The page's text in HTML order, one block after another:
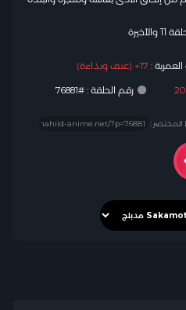
العمرية : 17+ (عنف وبذاءة)
رقم الحلقة : #76881
المختصر :